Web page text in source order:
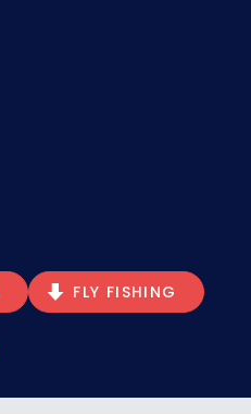
FLY FISHING